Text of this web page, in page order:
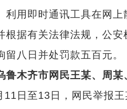
利用即时通讯工具在网
根据有关法律法规，公
留八日并处罚款五百元。
木齐市网民王某、周某
至13日，网民举报王